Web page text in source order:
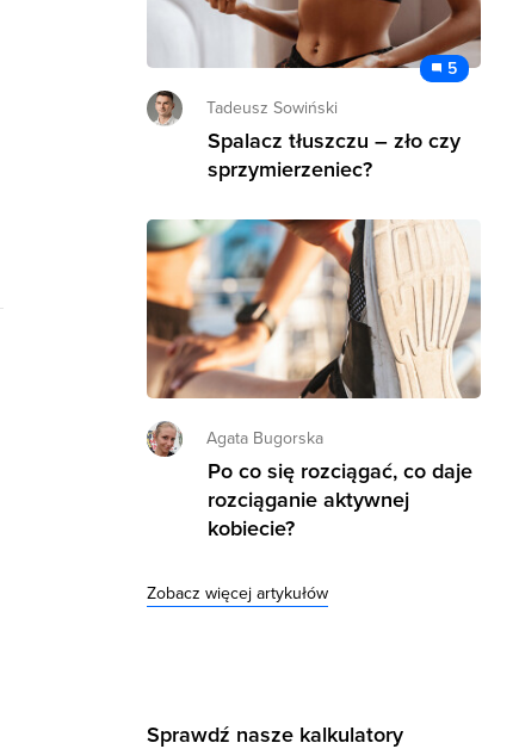
5
Tadeusz Sowiński
Spalacz tłuszczu – zło czy
sprzymierzeniec?
Agata Bugorska
Po co się rozciągać, co daje
rozciąganie aktywnej
kobiecie?
Zobacz więcej artykułów
Sprawdź nasze kalkulatory